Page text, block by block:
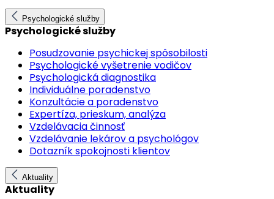
Psychologické služby
Psychologické služby
Posudzovanie psychickej spôsobilosti
Psychologické vyšetrenie vodičov
Psychologická diagnostika
Individuálne poradenstvo
Konzultácie a poradenstvo
Expertíza, prieskum, analýza
Vzdelávacia činnosť
Vzdelávanie lekárov a psychológov
Dotazník spokojnosti klientov
Aktuality
Aktuality